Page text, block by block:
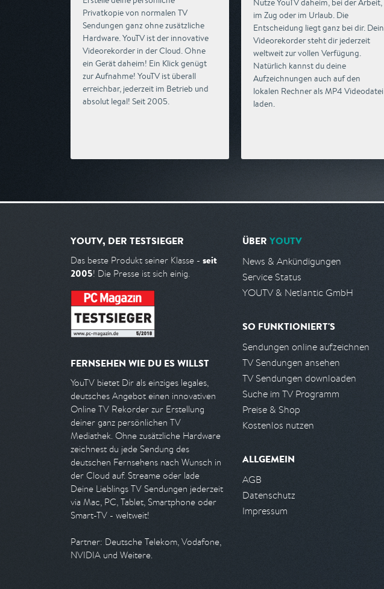
Privatkopie von normalen TV
Sendungen ganz ohne zusätzliche
Hardware. YouTV ist der innovative
Videorekorder in der Cloud. Ohne
ein Gerät daheim! Ein Klick genügt
zur Aufnahme! YouTV ist überall
erreichbar, jederzeit im Betrieb und
absolut legal! Seit 2005.
Nutze YouTV daheim, bei der Arbeit,
im Zug oder im Urlaub. Die
Entscheidung liegt ganz bei dir. Dein
Videorekorder steht dir jederzeit
weltweit zur vollen Verfügung.
Natürlich kannst du deine
Aufzeichnungen auch auf den
lokalen Rechner als MP4 Videodatei
laden.
YOUTV, DER TESTSIEGER
Das beste Produkt seiner Klasse - seit
2005! Die Presse ist sich einig.
FERNSEHEN WIE DU ES WILLST
YouTV bietet Dir als einziges legales,
deutsches Angebot einen innovativen
Online TV Rekorder zur Erstellung
deiner ganz persönlichen TV
Mediathek. Ohne zusätzliche Hardware
zeichnest du jede Sendung des
deutschen Fernsehens nach Wunsch in
der Cloud auf. Streame oder lade
Deine Lieblings TV Sendungen jederzeit
via Mac, PC, Tablet, Smartphone oder
Smart-TV - weltweit!
Partner: Deutsche Telekom, Vodafone,
NVIDIA und Weitere.
ÜBER YOUTV
News & Ankündigungen
Service Status
YOUTV & Netlantic GmbH
SO FUNKTIONIERT'S
Sendungen online aufzeichnen
TV Sendungen ansehen
TV Sendungen downloaden
Suche im TV Programm
Preise & Shop
Kostenlos nutzen
ALLGEMEIN
AGB
Datenschutz
Impressum